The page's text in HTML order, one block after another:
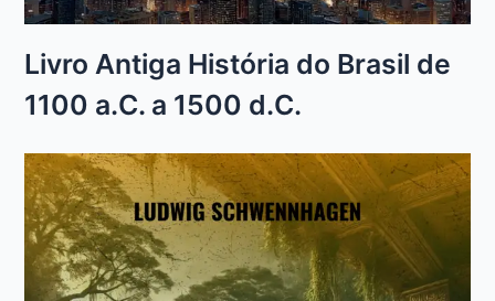
Livro Antiga História do Brasil de
1100 a.C. a 1500 d.C.